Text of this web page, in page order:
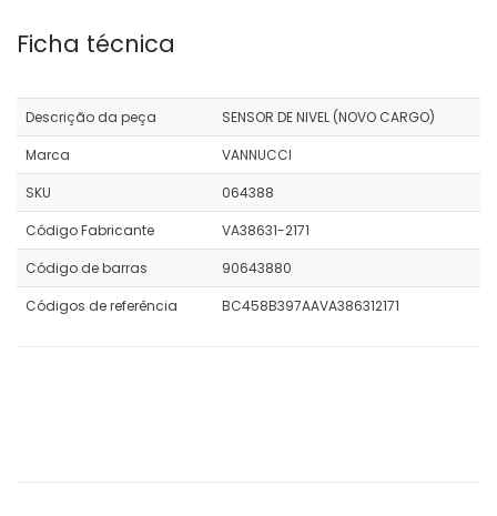
Ficha técnica
Descrição da peça
SENSOR DE NIVEL (NOVO CARGO)
Marca
VANNUCCI
SKU
064388
Código Fabricante
VA38631-2171
Código de barras
90643880
Códigos de referência
BC458B397AAVA386312171